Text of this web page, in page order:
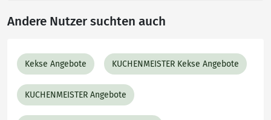
Andere Nutzer suchten auch
Kekse Angebote KUCHENMEISTER Kekse Angebote
KUCHENMEISTER Angebote